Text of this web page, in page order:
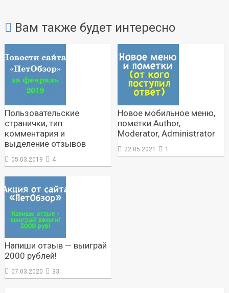
Вам также будет интересно
Пользовательские
странички, тип
комментария и
выделение отзывов
05.03.2019 4
Новое мобильное меню,
пометки Author,
Moderator, Administrator
22.05.2021 1
Напиши отзыв — выиграй
2000 рублей!
07.03.2020 33